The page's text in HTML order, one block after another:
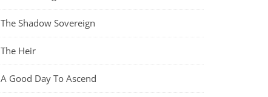
The Shadow Sovereign
The Heir
A Good Day To Ascend